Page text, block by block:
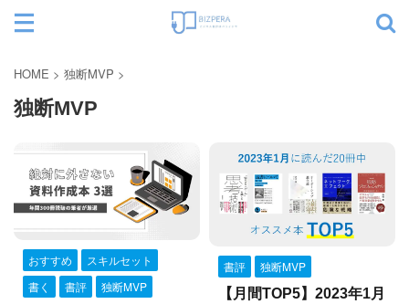
サイト内検索
HOME > 独断MVP >
独断MVP
おすすめ
スキルセット
書く
書評
独断MVP
書評
独断MVP
【月間TOP5】2023年1月